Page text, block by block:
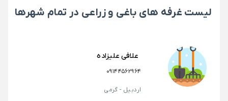
لیست غرفه های باغی و زراعی در تمام شهرها
علافی علیزاده
09144562964
اردبیل - گرمی